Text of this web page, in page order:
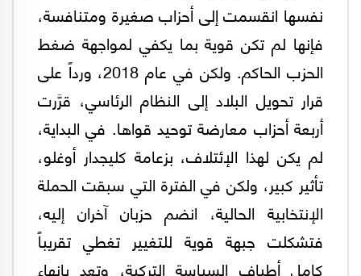
نفسها انقسمت إلى أحزاب صغيرة ومتنافسة،
فإنها لم تكن قوية بما يكفي لمواجهة ضغط
الحزب الحاكم. ولكن في عام 2018، ورداً على
قرار تحويل البلاد إلى النظام الرئاسي، قرَّرت
أربعة أحزاب معارضة توحيد قواها. في البداية،
لم يكن لهذا الإئتلاف، بزعامة كليجدار أوغلو،
تأثير كبير، ولكن في الفترة التي سبقت الحملة
الإنتخابية الحالية، انضم حزبان آخران إليه،
فتشكلت جبهة قوية للتغيير تغطي تقريباً
كامل أطياف السياسة التركية، وتعد بإنهاء